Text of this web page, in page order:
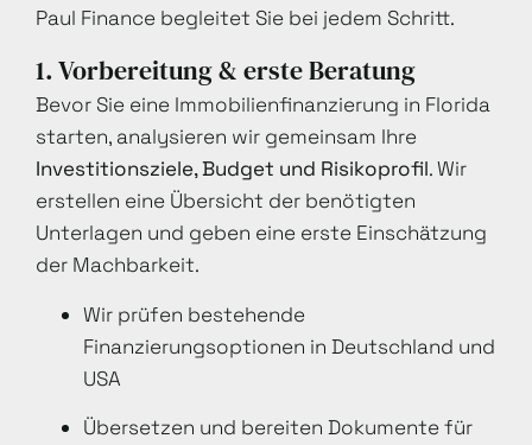
Paul Finance begleitet Sie bei jedem Schritt.
1. Vorbereitung & erste Beratung
Bevor Sie eine Immobilienfinanzierung in Florida
starten, analysieren wir gemeinsam Ihre
Investitionsziele, Budget und Risikoprofil. Wir
erstellen eine Übersicht der benötigten
Unterlagen und geben eine erste Einschätzung
der Machbarkeit.
Wir prüfen bestehende
Finanzierungsoptionen in Deutschland und
USA
Übersetzen und bereiten Dokumente für